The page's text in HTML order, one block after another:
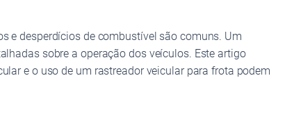
e desperdícios de combustível são comuns. Um
sobre a operação dos veículos. Este artigo
e o uso de um rastreador veicular para frota podem